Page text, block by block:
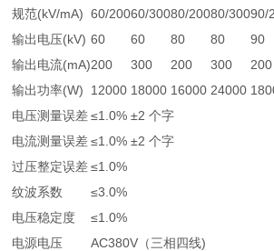
规范(kV/mA) 60/20060/30080/20080/30090/
输出电压(kV) 60 60 80 80 90
输出电流(mA)200 300 200 300 200
输出功率(W)
12000 18000 16000 24000
电压测量误差 ≤1.0% ±2 个字
电流测量误差 ≤1.0% ±2 个字
过压整定误差 ≤1.0%
纹波系数
≤3.0%
电压稳定度
≤1.0%
电源电压
AC380V（三相四线)